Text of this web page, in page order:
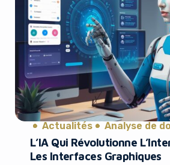
Actualités Analyse de
L’IA Qui Révolutionne
Les Interfaces Graphiques